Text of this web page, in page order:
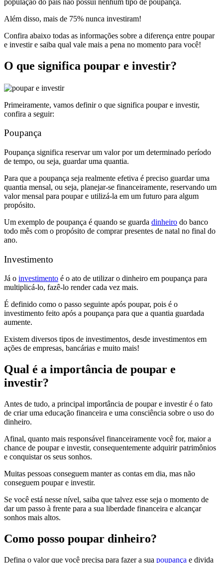
população do país não possui nenhum tipo de poupança.
Além disso, mais de 75% nunca investiram!
Confira abaixo todas as informações sobre a diferença entre poupar
e investir e saiba qual vale mais a pena no momento para você!
O que significa poupar e investir?
Primeiramente, vamos definir o que significa poupar e investir,
confira a seguir:
Poupança
Poupança significa reservar um valor por um determinado período
de tempo, ou seja, guardar uma quantia.
Para que a poupança seja realmente efetiva é preciso guardar uma
quantia mensal, ou seja, planejar-se financeiramente, reservando um
valor mensal para poupar e utilizá-la em um futuro para algum
propósito.
Um exemplo de poupança é quando se guarda dinheiro do banco
todo mês com o propósito de comprar presentes de natal no final do
ano.
Investimento
Já o investimento é o ato de utilizar o dinheiro em poupança para
multiplicá-lo, fazê-lo render cada vez mais.
É definido como o passo seguinte após poupar, pois é o
investimento feito após a poupança para que a quantia guardada
aumente.
Existem diversos tipos de investimentos, desde investimentos em
ações de empresas, bancárias e muito mais!
Qual é a importância de poupar e
investir?
Antes de tudo, a principal importância de poupar e investir é o fato
de criar uma educação financeira e uma consciência sobre o uso do
dinheiro.
Afinal, quanto mais responsável financeiramente você for, maior a
chance de poupar e investir, consequentemente adquirir patrimônios
e conquistar os seus sonhos.
Muitas pessoas conseguem manter as contas em dia, mas não
conseguem poupar e investir.
Se você está nesse nível, saiba que talvez esse seja o momento de
dar um passo à frente para a sua liberdade financeira e alcançar
sonhos mais altos.
Como posso poupar dinheiro?
Defina o valor que você precisa para fazer a sua poupança e divida